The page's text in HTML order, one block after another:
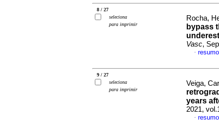
8 / 27
seleciona
para imprimir
Rocha,
bypass
Vasc,
·
9 / 27
seleciona
para imprimir
Veiga,
years
2021,
·